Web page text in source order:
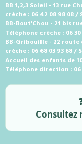
BB 1,2,3 Soleil - 13 rue
crèche : 06 42 08 98 08 /
BB-Bout'Chou - 21 bis
Téléphone crèche : 06 30
BB-Gribouille - 22 route
crèche : 06 68 03 93 68 /
Accueil des enfants de
Téléphone direction : 06
Consultez